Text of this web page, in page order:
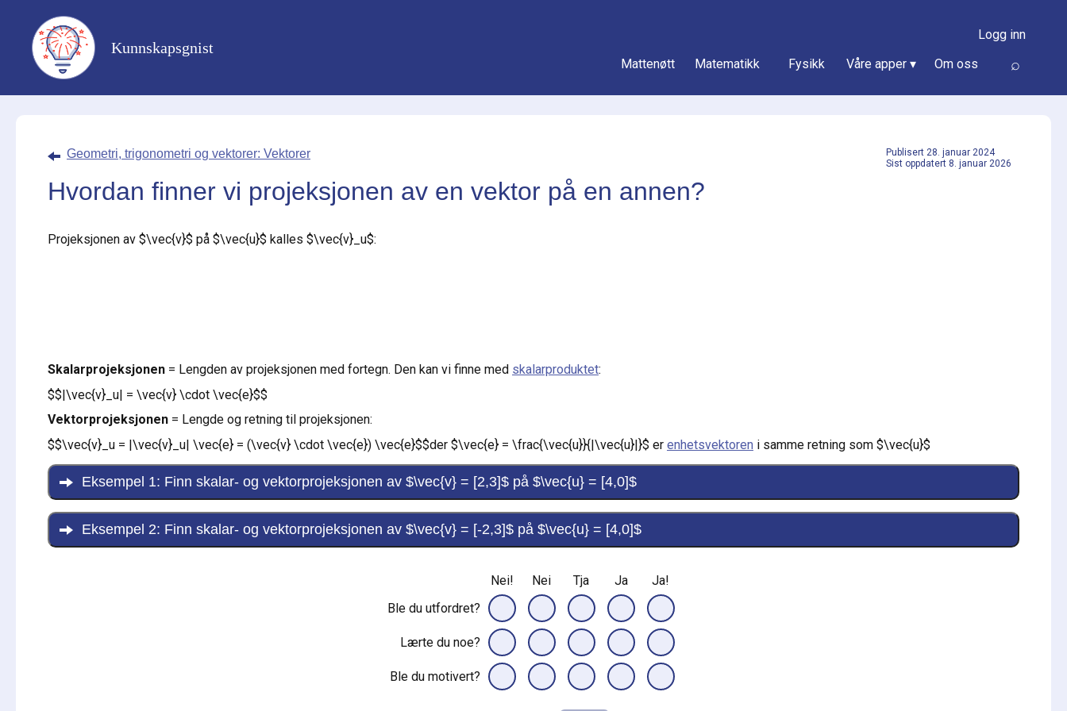
Kunnskapsgnist
Logg inn
Mattenøtt
Matematikk Fysikk Våre apper ▾ Om oss ⌕
Geometri, trigonometri og vektorer: Vektorer
Hvordan finner vi projeksjonen av en vektor på en annen?
Publisert 28. januar 2024
Sist oppdatert 8. januar 2026
Projeksjonen av $\vec{v}$ på $\vec{u}$ kalles $\vec{v}_u$:
Skalarprojeksjonen = Lengden av projeksjonen med fortegn. Den kan vi finne med skalarproduktet:
$$|\vec{v}_u| = \vec{v} \cdot \vec{e}$$
Vektorprojeksjonen = Lengde og retning til projeksjonen:
$$\vec{v}_u = |\vec{v}_u| \vec{e} = (\vec{v} \cdot \vec{e}) \vec{e}$$der $\vec{e} = \frac{\vec{u}}{|\vec{u}|}$ er enhetsvektoren i samme retning som $\vec{u}$
Eksempel 1: Finn skalar- og vektorprojeksjonen av $\vec{v} = [2,3]$ på $\vec{u} = [4,0]$
Eksempel 2: Finn skalar- og vektorprojeksjonen av $\vec{v} = [-2,3]$ på $\vec{u} = [4,0]$
Nei! Nei Tja Ja
Ja!
Ble du utfordret?
Lærte du noe?
Ble du motivert?